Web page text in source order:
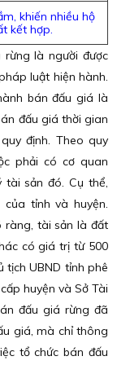
khiến nhiều hộ
kết hợp.
rừng là người được
luật hiện hành.
bán đấu giá là
đấu giá thời gian
định. Theo quy
phải có cơ quan
tài sản đó. Cụ thể,
tỉnh và huyện.
ràng, tài sản là đất
có giá trị từ 500
tịch UBND tỉnh phê
huyện và Sở Tài
đấu giá rừng đã
giá, mà chỉ thông
tổ chức bán đấu